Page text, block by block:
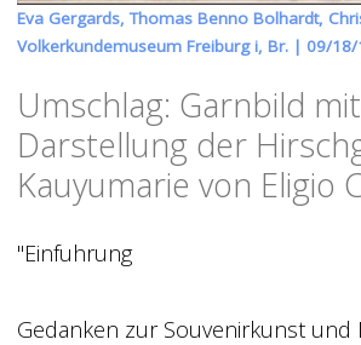
Eva Gergards, Thomas Benno Bolhardt,
Volkerkundemuseum Freiburg i, Br. | 09/18/
Umschlag: Garnbild
Darstellung der
Kauyumarie von Eligio
"Einfuhrung
Gedanken zur Souvenirkunst und